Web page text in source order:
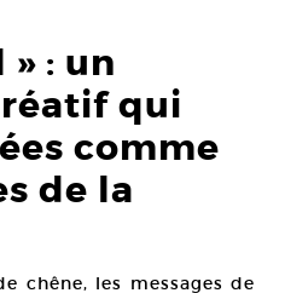
: un
qui
comme
de la
chêne, les messages de